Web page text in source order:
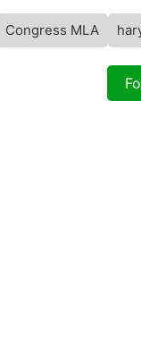
Congress MLA